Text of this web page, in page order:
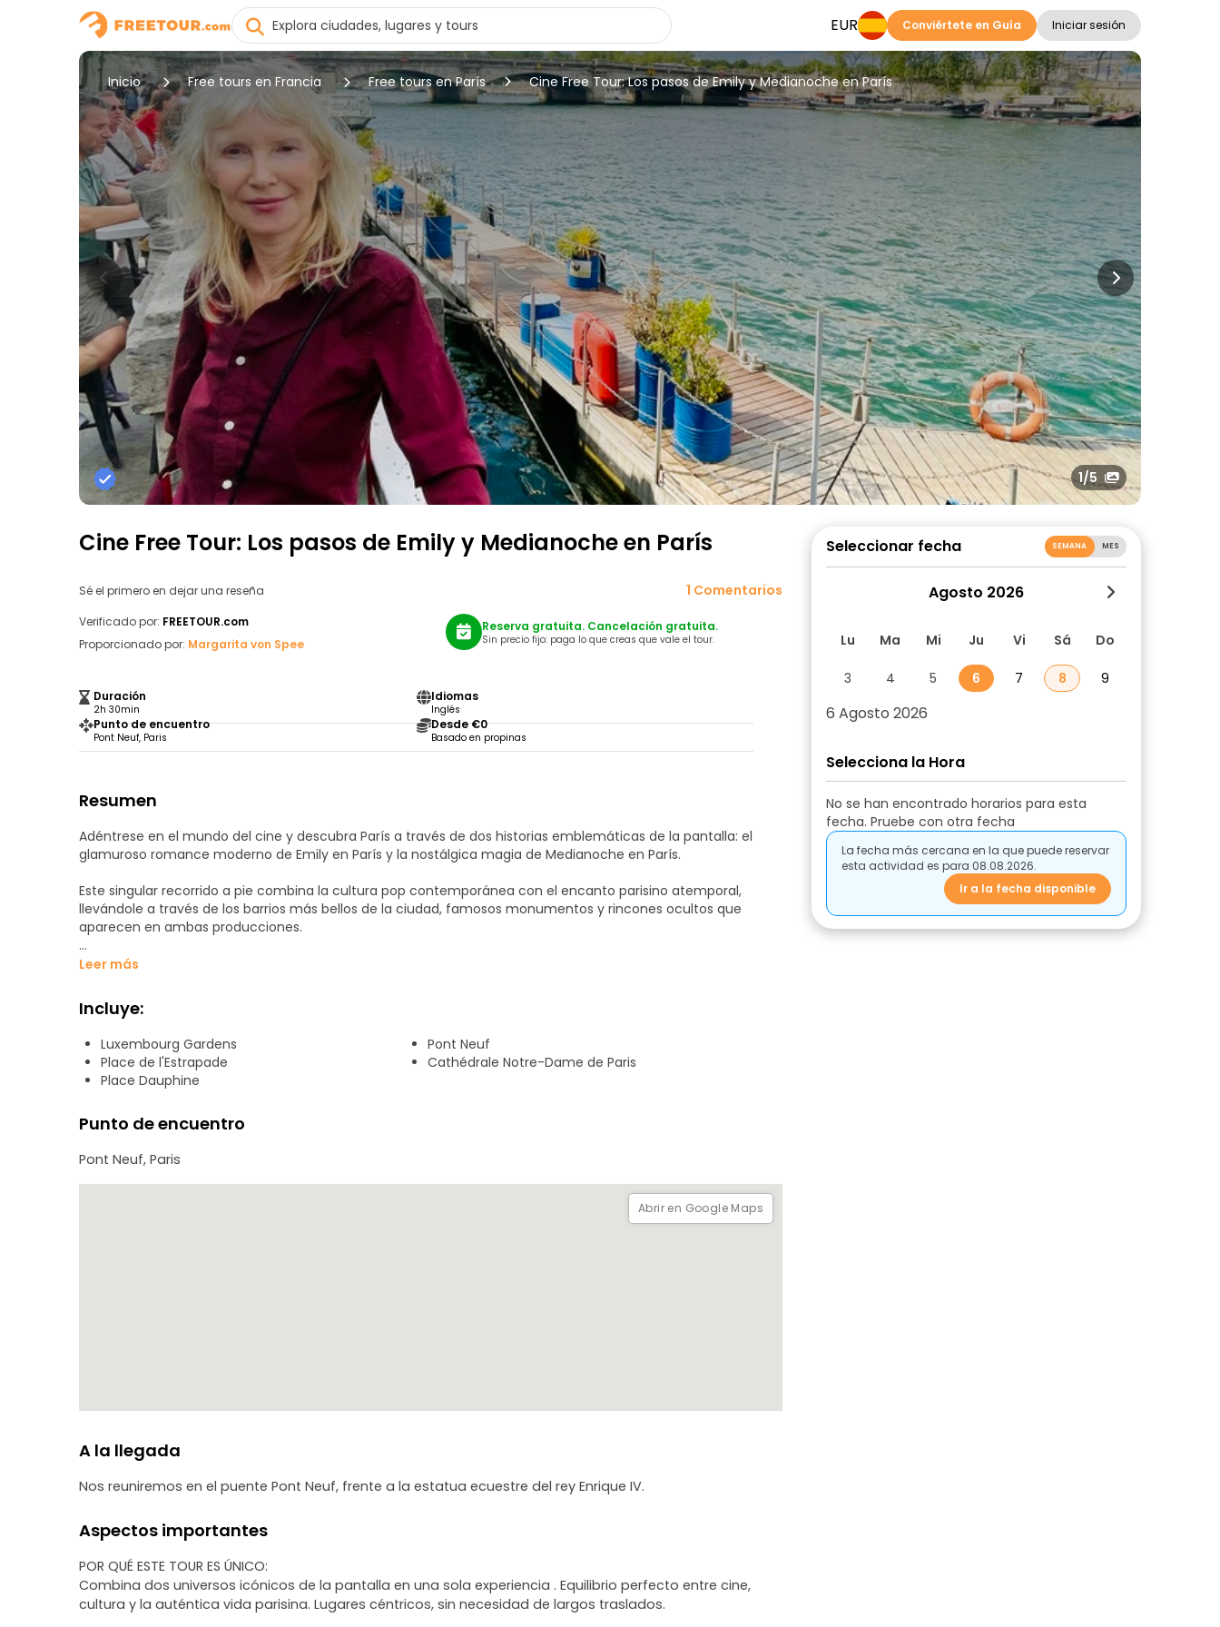
EUR Conviértete en Guía Iniciar sesión
Inicio Free tours en Francia Free tours en París Cine Free Tour: Los pasos de Emily y Medianoche en París
1/5
Cine Free Tour: Los pasos de Emily y Medianoche en París
Sé el primero en dejar una reseña 1 Comentarios
Verificado por: FREETOUR.com
Proporcionado por: Margarita von Spee
Duración
2h 30min
Idiomas
Inglés
Punto de encuentro
Pont Neuf, Paris
Desde €0
Basado en propinas
Reserva gratuita. Cancelación gratuita.
Sin precio fijo: paga lo que creas que vale el tour.
Resumen
Adéntrese en el mundo del cine y descubra París a través de dos historias emblemáticas de la pantalla: el
glamuroso romance moderno de Emily en París y la nostálgica magia de Medianoche en París.
Este singular recorrido a pie combina la cultura pop contemporánea con el encanto parisino atemporal,
llevándole a través de los barrios más bellos de la ciudad, famosos monumentos y rincones ocultos que
aparecen en ambas producciones.
Más que un simple recorrido cinematográfico, se trata de una experiencia elegante y envolvente del París
Visita guiada cinematográfica (2,5 horas)? Descubra la magia de Emily en París y Medianoche en París.
Descubra las antiguas callejuelas que le transportarán al encanto de la ciudad francesa.
Descubra la fascinante historia de París.En este tour de 2,5 horas, su guía le llevará por el centro histórico de la
ciudad. Descubra impresionantes edificios, plazas y orillas en los que se desarrolla la historia de Francia.
Leer más
Incluye:
Luxembourg Gardens
Pont Neuf
Place de l'Estrapade
Cathédrale Notre-Dame de Paris
Place Dauphine
Punto de encuentro
Pont Neuf, Paris
Abrir en Google Maps
A la llegada
Nos reuniremos en el puente Pont Neuf, frente a la estatua ecuestre del rey Enrique IV.
Aspectos importantes
POR QUÉ ESTE TOUR ES ÚNICO:
Combina dos universos icónicos de la pantalla en una sola experiencia . Equilibrio perfecto entre cine,
cultura y la auténtica vida parisina. Lugares céntricos, sin necesidad de largos traslados.
Seleccionar fecha SEMANA MES
Agosto 2026
Lu Ma Mi Ju Vi Sá Do
3 4 5 6 7 8 9
6 Agosto 2026
Selecciona la Hora
No se han encontrado horarios para esta
fecha. Pruebe con otra fecha
La fecha más cercana en la que puede reservar
esta actividad es para 08.08.2026.
Ir a la fecha disponible